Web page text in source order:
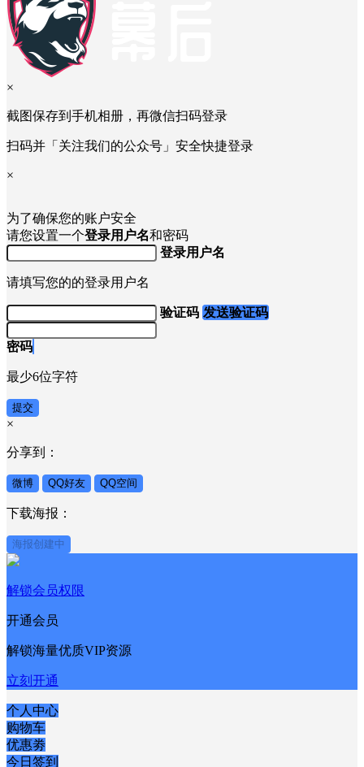
×
截图保存到手机相册，再微信扫码登录
扫码并「关注我们的公众号」安全快捷登录
×
为了确保您的账户安全
请您设置一个登录用户名和密码
登录用户名
请填写您的的登录用户名
验证码 发送验证码
密码
最少6位字符
提交
×
分享到：
微博 QQ好友 QQ空间
下载海报：
海报创建中
解锁会员权限
开通会员
解锁海量优质VIP资源
立刻开通
个人中心
购物车
优惠劵
今日签到